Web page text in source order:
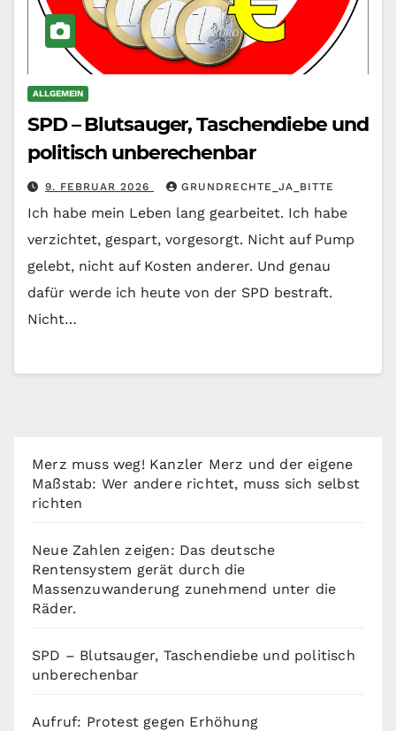
ALLGEMEIN
SPD – Blutsauger, Taschendiebe und
politisch unberechenbar
9. FEBRUAR 2026 GRUNDRECHTE_JA_BITTE
Ich habe mein Leben lang gearbeitet. Ich habe
verzichtet, gespart, vorgesorgt. Nicht auf Pump
gelebt, nicht auf Kosten anderer. Und genau
dafür werde ich heute von der SPD bestraft.
Nicht…
Merz muss weg! Kanzler Merz und der eigene
Maßstab: Wer andere richtet, muss sich selbst
richten
Neue Zahlen zeigen: Das deutsche
Rentensystem gerät durch die
Massenzuwanderung zunehmend unter die
Räder.
SPD – Blutsauger, Taschendiebe und politisch
unberechenbar
Aufruf: Protest gegen Erhöhung